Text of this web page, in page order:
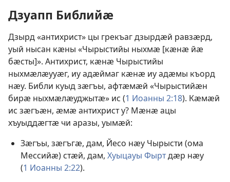
Дзуапп Библийӕ
Дзырд «антихрист» цы грекъаг дзырдӕй равзӕрд,
уый нысан кӕны «Чырыстийы ныхмӕ [кӕнӕ йӕ
бӕсты]». Антихрист, кӕнӕ Чырыстийы
ныхмӕлӕууӕг, иу адӕймаг кӕнӕ иу адӕмы къорд
нӕу. Библи куыд зӕгъы, афтӕмӕй «Чырыстийӕн
бирӕ ныхмӕлӕуджытӕ» ис (1 Иоанны 2:18). Кӕмӕй
ис зӕгъӕн, ӕмӕ антихрист у? Мӕнӕ ацы
хъуыддӕгтӕ чи аразы, уымӕй:
Зӕгъы, зӕгъгӕ, дам, Йесо нӕу Чырысти (ома
Мессийӕ) стӕй, дам, Хуыцауы Фыртдӕр нӕу
(1 Иоанны 2:22).